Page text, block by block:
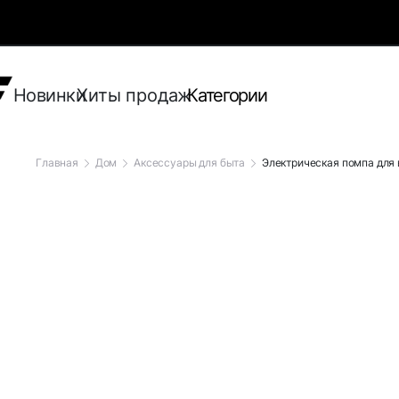
НовинкиХиты продажКатегории
Главная Дом Аксессуары для быта Электрическая помпа для